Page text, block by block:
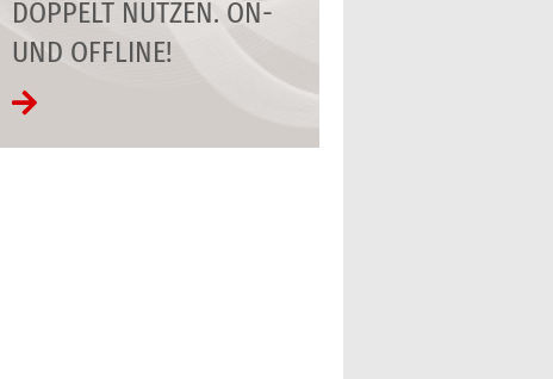
DOPPELT NUTZEN. ON-
UND OFFLINE!